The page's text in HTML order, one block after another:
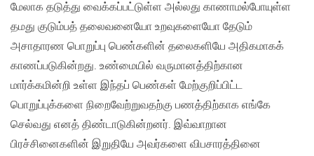
மேலாக தடுத்து வைக்கப்பட்டுள்ள அல்லது காணாமல்போயுள்ள
தமது குடும்பத் தலைவனையோ உறவுகளையோ தேடும்
அசாதாரண பொறுப்பு பெண்களின் தலைகளியே அதிகமாகக்
காணப்படுகின்றது. உண்மையில் வருமானத்திற்கான
மார்க்கமின்றி உள்ள இந்தப் பெண்கள் மேற்குறிப்பிட்ட
பொறுப்புக்களை நிறைவேற்றுவதற்கு பணத்திற்காக எங்கே
செல்வது எனத் திண்டாடுகின்றனர். இவ்வாறான
பிரச்சினைகளின் இறுதியே அவர்களை விபசாரத்தினை